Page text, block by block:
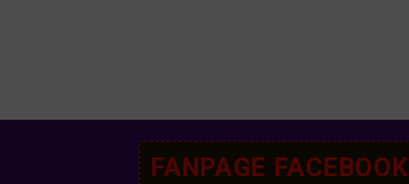
FANPAGE FACEBOOK